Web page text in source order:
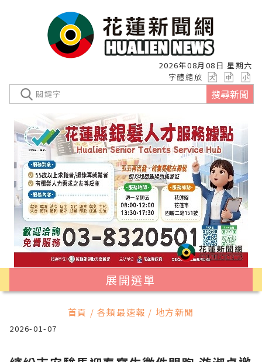
2026年08月08日 星期六
字體縮放
搜尋新聞
展開選單
首頁 / 各類最速報 / 地方新聞
2026-01-07